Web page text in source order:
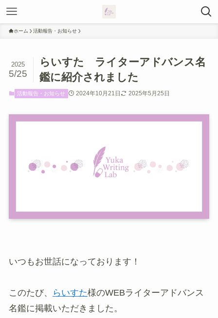
ホーム 活動報告・お知らせ
らいすた ライターアドバンス名
鑑に紹介されました
2025
5/25
活動報告・お知らせ 2024年10月21日 2025年5月25日
いつもお世話になっております！
このたび、 らいすた様のWEBライターアドバンス
名鑑に掲載いただきました。